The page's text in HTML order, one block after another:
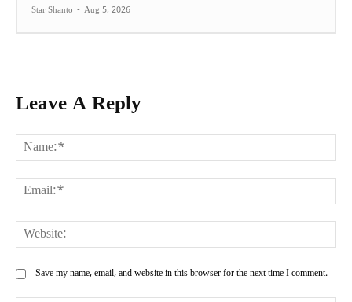
Star Shanto - Aug 5, 2026
Leave A Reply
Save my name, email, and website in this browser for the next time I comment.